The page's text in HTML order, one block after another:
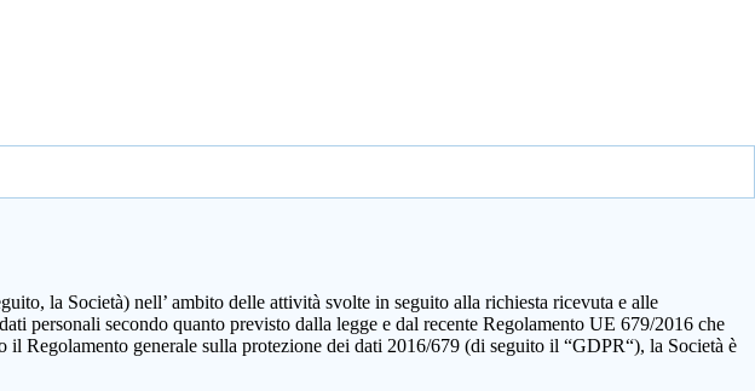
la Società) nell’ ambito delle attività svolte in seguito alla richiesta ricevuta e alle
personali secondo quanto previsto dalla legge e dal recente Regolamento UE 679/2016 che
Regolamento generale sulla protezione dei dati 2016/679 (di seguito il “GDPR“), la Società è